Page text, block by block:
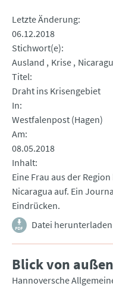
Letzte Änderung
06.12.2018
Stichwort(e)
Ausland
Krise
Titel
Draht ins Krisengebiet
In
Westfalenpost (Hagen)
Am
08.05.2018
Inhalt
Eine Frau aus der
Nicaragua auf. Ein
Eindrücken.
Datei herunterladen
Blick von außen
Hannoversche